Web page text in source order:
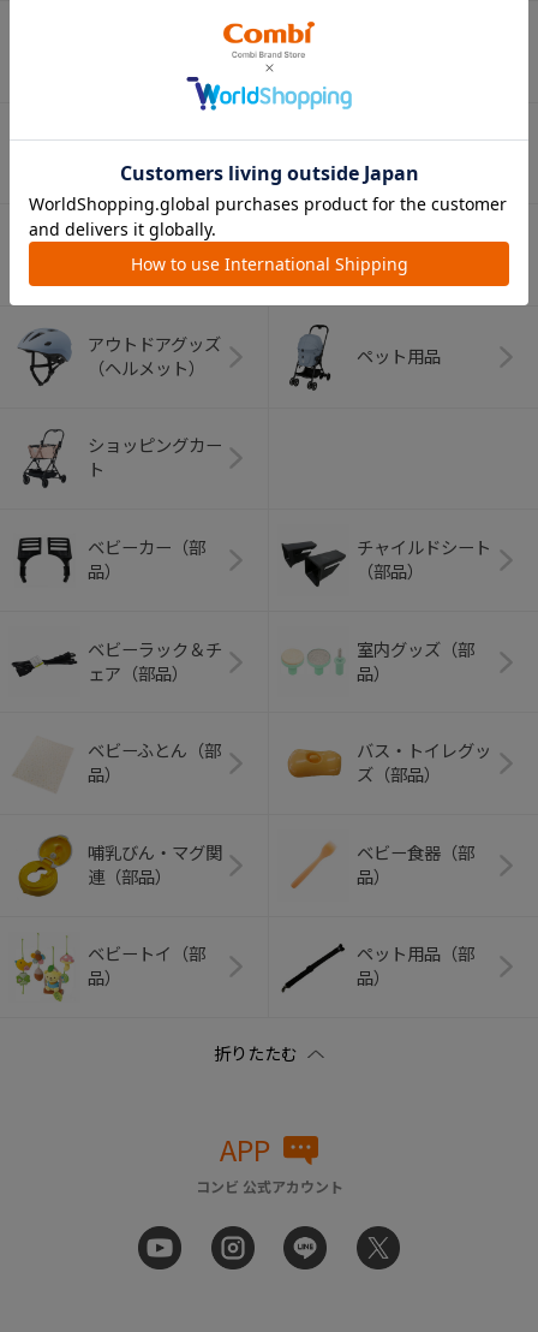
おはし・スプー
ン・フォーク
オーラルケア
（お口のケア）
ベビートイ
アウトドアグッズ
（ヘルメット）
ペット用品
ショッピングカー
ト
ベビーカー（部
品）
チャイルドシート
（部品）
ベビーラック＆チ
ェア（部品）
室内グッズ（部
品）
ベビーふとん（部
品）
バス・トイレグッ
ズ（部品）
哺乳びん・マグ関
連（部品）
ベビー食器（部
品）
ベビートイ（部
品）
ペット用品（部
品）
APP
コンビ 公式アカウント